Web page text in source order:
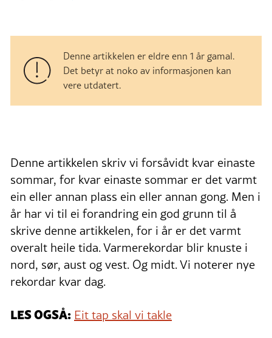
Denne artikkelen er eldre enn 1 år gamal.
Det betyr at noko av informasjonen kan
vere utdatert.
Denne artikkelen skriv vi forsåvidt kvar einaste
sommar, for kvar einaste sommar er det varmt
ein eller annan plass ein eller annan gong. Men i
år har vi til ei forandring ein god grunn til å
skrive denne artikkelen, for i år er det varmt
overalt heile tida. Varmerekordar blir knuste i
nord, sør, aust og vest. Og midt. Vi noterer nye
rekordar kvar dag.
LES OGSÅ: Eit tap skal vi takle